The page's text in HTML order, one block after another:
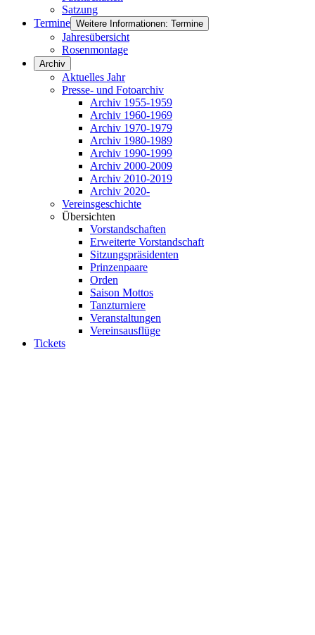
Satzung
Termine Weitere Informationen: Termine
Jahresübersicht
Rosenmontage
Archiv
Aktuelles Jahr
Presse- und Fotoarchiv
Archiv 1955-1959
Archiv 1960-1969
Archiv 1970-1979
Archiv 1980-1989
Archiv 1990-1999
Archiv 2000-2009
Archiv 2010-2019
Archiv 2020-
Vereinsgeschichte
Übersichten
Vorstandschaften
Erweiterte Vorstandschaft
Sitzungspräsidenten
Prinzenpaare
Orden
Saison Mottos
Tanzturniere
Veranstaltungen
Vereinsausflüge
Tickets